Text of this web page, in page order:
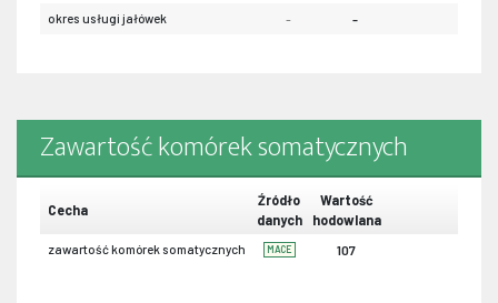
okres usługi jałówek - -
Zawartość komórek somatycznych
Cecha
Źródło
danych
Wartość
hodowlana
zawartość komórek somatycznych MACE 107